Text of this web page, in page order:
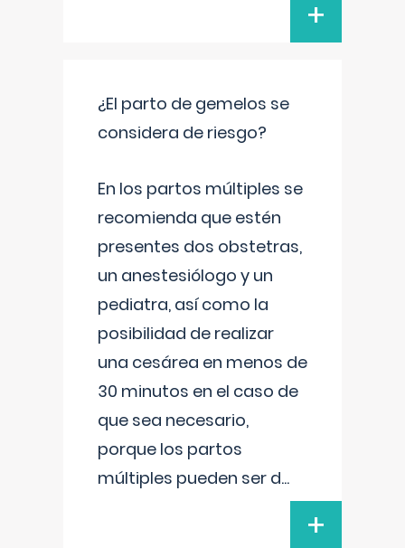
+
¿El parto de gemelos se
considera de riesgo?
En los partos múltiples se
recomienda que estén
presentes dos obstetras,
un anestesiólogo y un
pediatra, así como la
posibilidad de realizar
una cesárea en menos de
30 minutos en el caso de
que sea necesario,
porque los partos
múltiples pueden ser d...
+